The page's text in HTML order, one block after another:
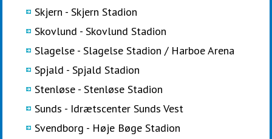
Skjern - Skjern Stadion
Skovlund - Skovlund Stadion
Slagelse - Slagelse Stadion / Harboe Arena
Spjald - Spjald Stadion
Stenløse - Stenløse Stadion
Sunds - Idrætscenter Sunds Vest
Svendborg - Høje Bøge Stadion